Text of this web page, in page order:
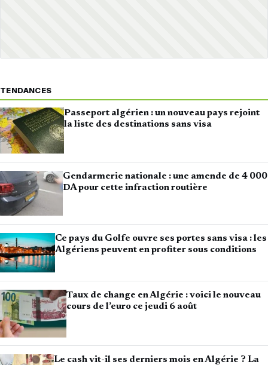
TENDANCES
Passeport algérien : un nouveau pays rejoint
la liste des destinations sans visa
Gendarmerie nationale : une amende de 4 000
DA pour cette infraction routière
Ce pays du Golfe ouvre ses portes sans visa : les
Algériens peuvent en profiter sous conditions
Taux de change en Algérie : voici le nouveau
cours de l’euro ce jeudi 6 août
Le cash vit-il ses derniers mois en Algérie ? La